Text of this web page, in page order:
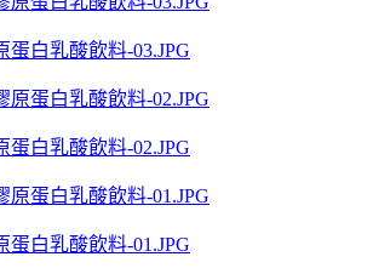
蛋白乳酸飲料-03.JPG
蛋白乳酸飲料-02.JPG
蛋白乳酸飲料-01.JPG